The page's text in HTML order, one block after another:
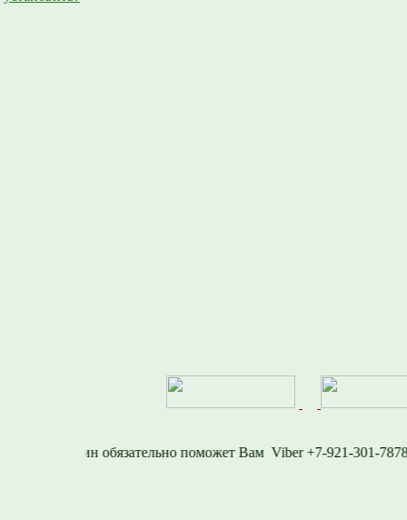
Viber +7-921-